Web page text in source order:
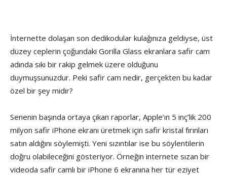
İnternette dolaşan son dedikodular kulağınıza geldiyse, üst
düzey ceplerin çoğundaki Gorilla Glass ekranlara safir cam
adında sıkı bir rakip gelmek üzere olduğunu
duymuşsunuzdur. Peki safir cam nedir, gerçekten bu kadar
özel bir şey midir?
Senenin başında ortaya çıkan raporlar, Apple’ın 5 inç’lik 200
milyon safir iPhone ekranı üretmek için safir kristal fırınları
satın aldığını söylemişti. Yeni sızıntılar ise bu söylentilerin
doğru olabileceğini gösteriyor. Örneğin internete sızan bir
videoda safir camlı bir iPhone 6 ekranına her tür eziyet